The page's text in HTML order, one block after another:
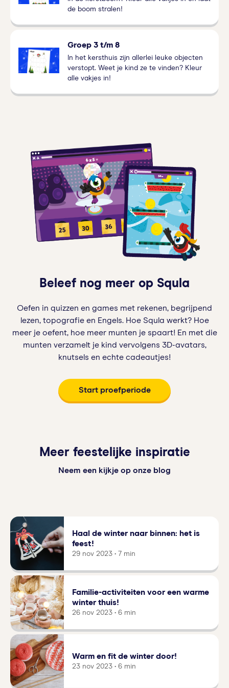
de boom stralen!
Groep 3 t/m 8
In het kersthuis zijn allerlei leuke objecten
verstopt. Weet je kind ze te vinden? Kleur
alle vakjes in!
Beleef nog meer op Squla
Oefen in quizzen en games met rekenen, begrijpend
lezen, topografie en Engels. Hoe Squla werkt? Hoe
meer je oefent, hoe meer munten je spaart! En met die
munten verzamelt je kind vervolgens 3D-avatars,
knutsels en echte cadeautjes!
Start proefperiode
Meer feestelijke inspiratie
Neem een kijkje op onze blog
Haal de winter naar binnen: het is
feest!
29 nov 2023 • 7 min
Familie-activiteiten voor een warme
winter thuis!
26 nov 2023 • 6 min
Warm en fit de winter door!
23 nov 2023 • 6 min